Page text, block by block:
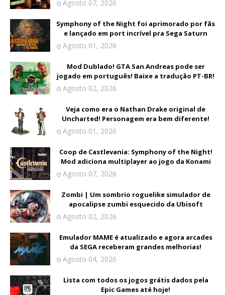
Agosto 07, 2026
Symphony of the Night foi aprimorado por fãs
e lançado em port incrível pra Sega Saturn
Agosto 01, 2026
Mod Dublado! GTA San Andreas pode ser
jogado em português! Baixe a tradução PT-BR!
Agosto 02, 2026
Veja como era o Nathan Drake original de
Uncharted! Personagem era bem diferente!
Agosto 01, 2026
Coop de Castlevania: Symphony of the Night!
Mod adiciona multiplayer ao jogo da Konami
Agosto 07, 2026
Zombi | Um sombrio roguelike simulador de
apocalipse zumbi esquecido da Ubisoft
Agosto 02, 2026
Emulador MAME é atualizado e agora arcades
da SEGA receberam grandes melhorias!
Agosto 04, 2026
Lista com todos os jogos grátis dados pela
Epic Games até hoje!